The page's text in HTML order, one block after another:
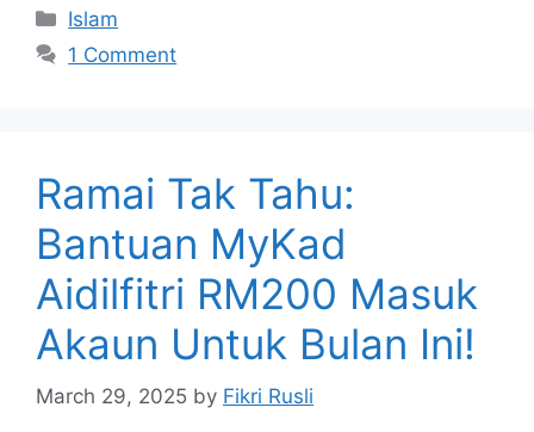
Categories
Islam
1 Comment
Ramai Tak Tahu:
Bantuan MyKad
Aidilfitri RM200 Masuk
Akaun Untuk Bulan Ini!
March 29, 2025 by Fikri Rusli